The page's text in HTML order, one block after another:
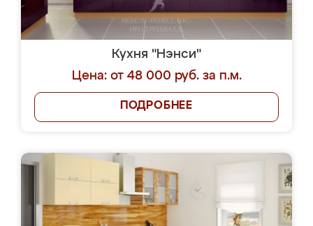
Кухня "Нэнси"
Цена: от 48 000 руб. за п.м.
ПОДРОБНЕЕ